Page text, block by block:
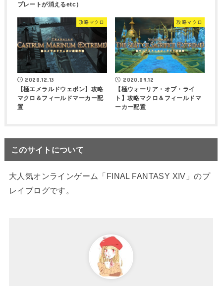
プレートが消えるetc）
攻略マクロ
2020.12.13
【極エメラルドウェポン】攻略
マクロ＆フィールドマーカー配
置
攻略マクロ
2020.09.12
【極ウォーリア・オブ・ライ
ト】攻略マクロ＆フィールドマ
ーカー配置
このサイトについて
大人気オンラインゲーム「FINAL FANTASY XIV」のプ
レイブログです。